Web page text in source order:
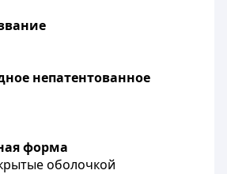
непатентованное
форма
оболочкой